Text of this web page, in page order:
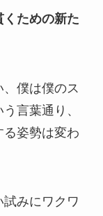
くための新た
、僕は僕のス
言葉通り、
姿勢は変わ
みにワクワ